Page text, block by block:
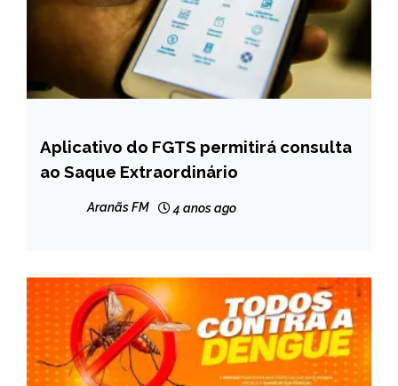
BRASIL
NOTÍCIAS
Aplicativo do FGTS permitirá consulta
ao Saque Extraordinário
Aranãs FM 4 anos ago